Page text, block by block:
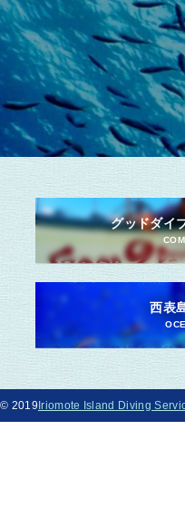
グッドダイ
西表
© 2019Iriomote Island Diving